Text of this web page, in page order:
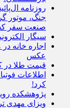
روزنامه
جنگ، موتور
صنعت سفر
سیگار
عکس
قیمت طلا در
اطلاعات
کرد!
پژوهشکده
ویزای مهدی